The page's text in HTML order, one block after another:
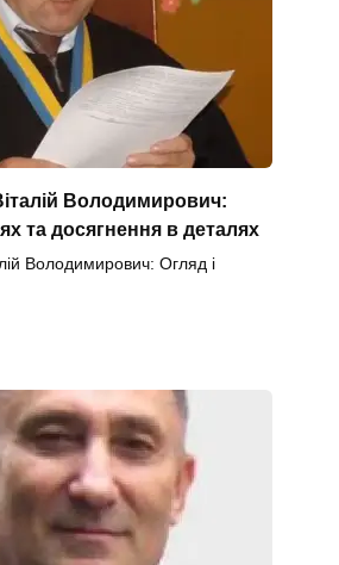
Володимирович:
та досягнення в деталях
Володимирович: Огляд і